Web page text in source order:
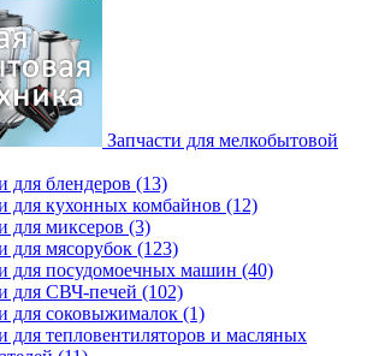
Запчасти для мелкобытовой
для блендеров (13)
для кухонных комбайнов (12)
для миксеров (3)
для мясорубок (123)
для посудомоечных машин (40)
для СВЧ-печей (102)
для соковыжималок (1)
для тепловентиляторов и масляных